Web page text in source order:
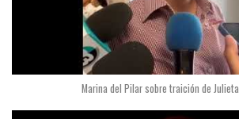
Marina del Pilar sobre traición de